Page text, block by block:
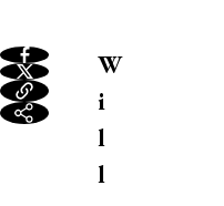
W
i
l
l